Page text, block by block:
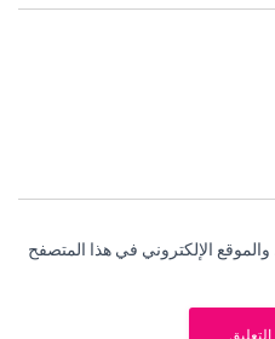
الإلكتروني في هذا المتصفح